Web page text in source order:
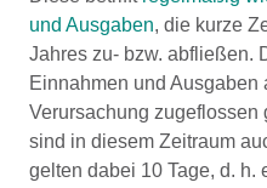
und Ausgaben, die kurze
Jahres zu- bzw. abfließen.
Einnahmen und Ausgaben
Verursachung zugeflossen
sind in diesem Zeitraum
gelten dabei 10 Tage, d. h.